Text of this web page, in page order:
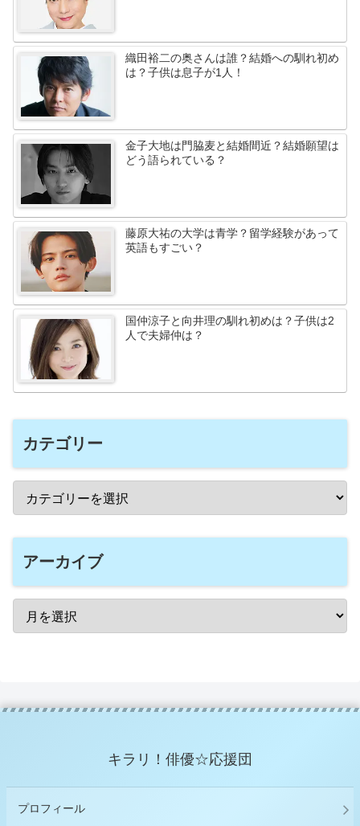
織田裕二の奥さんは誰？結婚への馴れ初め
は？子供は息子が1人！
金子大地は門脇麦と結婚間近？結婚願望は
どう語られている？
藤原大祐の大学は青学？留学経験があって
英語もすごい？
国仲涼子と向井理の馴れ初めは？子供は2
人で夫婦仲は？
カテゴリー
アーカイブ
キラリ！俳優☆応援団
プロフィール